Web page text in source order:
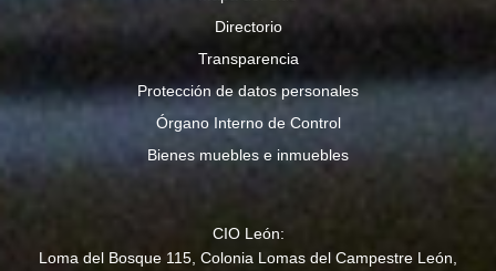
Directorio
Transparencia
Protección de datos personales
Órgano Interno de Control
Bienes muebles e inmuebles
CIO León:
Loma del Bosque 115, Colonia Lomas del Campestre León,